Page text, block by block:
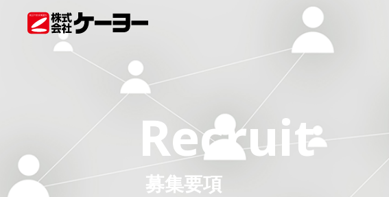
Recruit
募集要項